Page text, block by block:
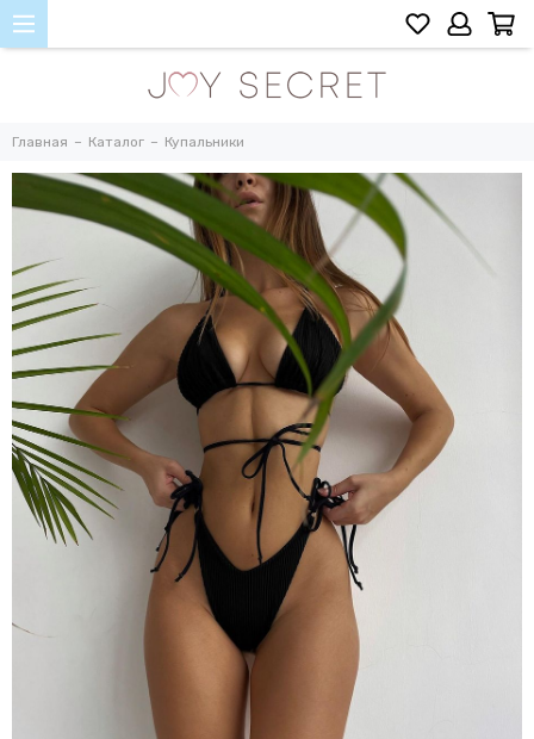
Главная Каталог Купальники